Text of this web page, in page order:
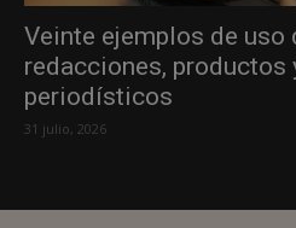
Veinte ejemplos de uso
redacciones, productos
periodísticos
31 julio, 2026